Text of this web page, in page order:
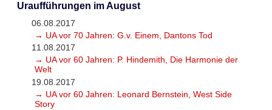
Uraufführungen im August
06.08.2017
→ UA vor 70 Jahren: G.v. Einem, Dantons Tod
11.08.2017
→ UA vor 60 Jahren: P. Hindemith, Die Harmonie der
Welt
19.08.2017
→ UA vor 60 Jahren: Leonard Bernstein, West Side
Story